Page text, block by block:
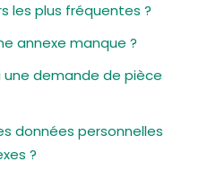
les plus fréquentes ?
annexe manque ?
demande de pièce
données personnelles
?